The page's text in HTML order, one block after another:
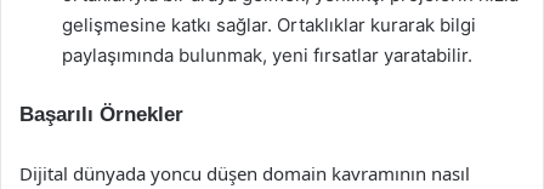
gelişmesine katkı sağlar. Ortaklıklar kurarak bilgi
paylaşımında bulunmak, yeni fırsatlar yaratabilir.
Başarılı Örnekler
Dijital dünyada yoncu düşen domain kavramının nasıl